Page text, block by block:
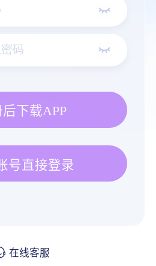
下载APP
号直接登录
在线客服